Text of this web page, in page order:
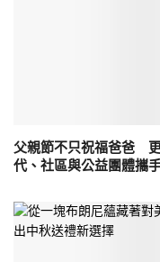
父親節不只祝福爸爸
代、社區與公益團體攜